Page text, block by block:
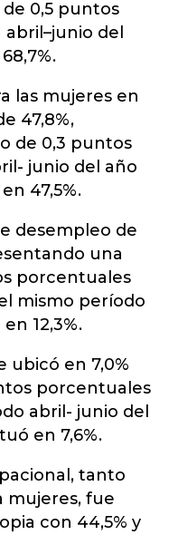
0,5 puntos
del
las mujeres en
47,8%,
de 0,3 puntos
junio del año
47,5%.
desempleo de
una
porcentuales
mismo período
12,3%.
ubicó en 7,0%
porcentuales
abril- junio del
en 7,6%.
tanto
mujeres, fue
con 44,5% y